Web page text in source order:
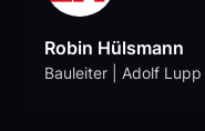
Robin Hülsmann
Bauleiter | Adolf Lupp